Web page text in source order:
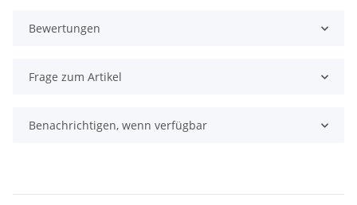
Bewertungen
Frage zum Artikel
Benachrichtigen, wenn verfügbar